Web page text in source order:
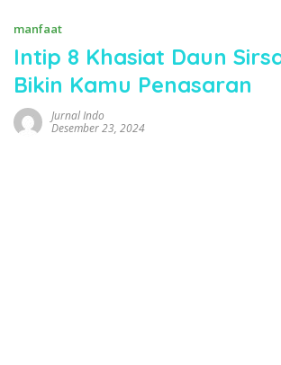
manfaat
Intip 8 Khasiat Daun
Bikin Kamu Penasaran
Jurnal Indo
Desember 23, 2024